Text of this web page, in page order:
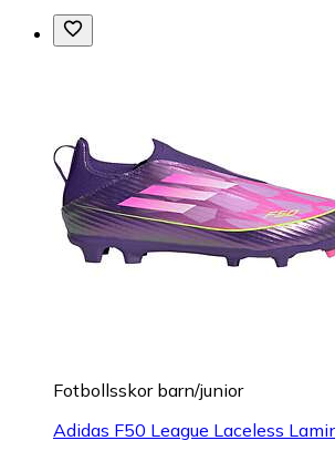
Fotbollsskor barn/junior
Adidas F50 League Laceless